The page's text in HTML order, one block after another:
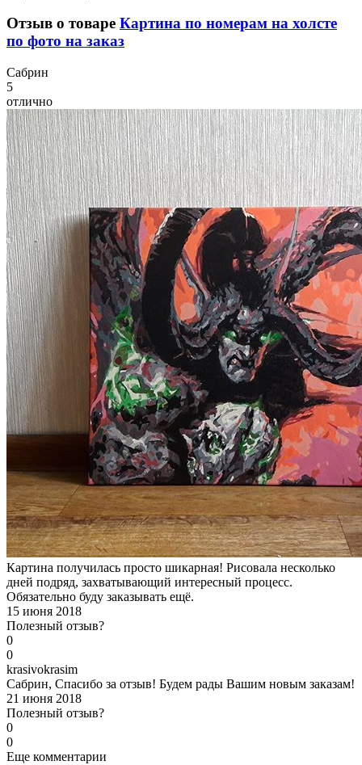
Отзыв о товаре Картина по номерам на холсте
по фото на заказ
Сабрин
5
отлично
Картина получилась просто шикарная! Рисовала несколько
дней подряд, захватывающий интересный процесс.
Обязательно буду заказывать ещё.
15 июня 2018
Полезный отзыв?
0
0
krasivokrasim
Сабрин, Спасибо за отзыв! Будем рады Вашим новым заказам!
21 июня 2018
Полезный отзыв?
0
0
Еще комментарии